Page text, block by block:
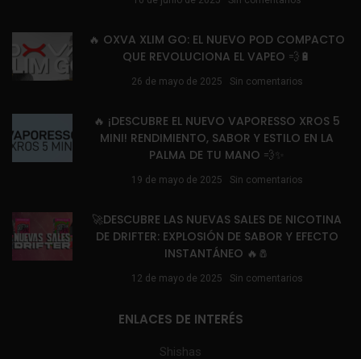
🔥 OXVA XLIM GO: EL NUEVO POD COMPACTO
QUE REVOLUCIONA EL VAPEO 💨🔋
26 de mayo de 2025 Sin comentarios
🔥 ¡DESCUBRE EL NUEVO VAPORESSO XROS 5
MINI! RENDIMIENTO, SABOR Y ESTILO EN LA
PALMA DE TU MANO 💨✨
19 de mayo de 2025 Sin comentarios
🚀DESCUBRE LAS NUEVAS SALES DE NICOTINA
DE DRIFTER: EXPLOSIÓN DE SABOR Y EFECTO
INSTANTÁNEO 🔥🧂
12 de mayo de 2025 Sin comentarios
ENLACES DE INTERÉS
Shishas